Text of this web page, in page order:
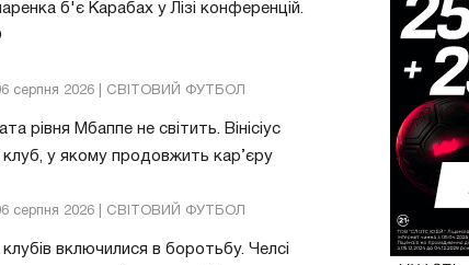
б'є Карабах у Лізі конференцій.
серпня 2026 | СВІТОВИЙ ФУТБОЛ
рівня Мбаппе не світить. Вінісіус
у якому продовжить кар’єру
серпня 2026 | СВІТОВИЙ ФУТБОЛ
включилися в боротьбу. Челсі